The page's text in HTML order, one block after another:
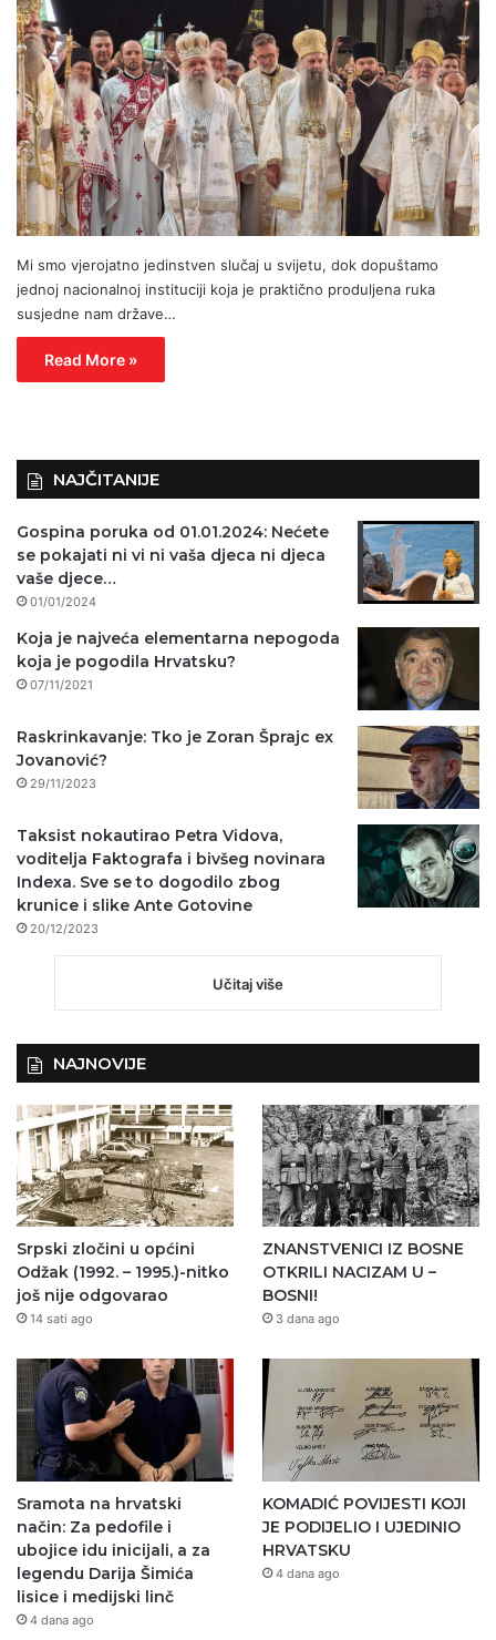
Mi smo vjerojatno jedinstven slučaj u svijetu, dok dopuštamo
jednoj nacionalnoj instituciji koja je praktično produljena ruka
susjedne nam države…
Read More »
NAJČITANIJE
Gospina poruka od 01.01.2024: Nećete
se pokajati ni vi ni vaša djeca ni djeca
vaše djece…
01/01/2024
Koja je najveća elementarna nepogoda
koja je pogodila Hrvatsku?
07/11/2021
Raskrinkavanje: Tko je Zoran Šprajc ex
Jovanović?
29/11/2023
Taksist nokautirao Petra Vidova,
voditelja Faktografa i bivšeg novinara
Indexa. Sve se to dogodilo zbog
krunice i slike Ante Gotovine
20/12/2023
Učitaj više
NAJNOVIJE
Srpski zločini u općini
Odžak (1992. – 1995.)-nitko
još nije odgovarao
14 sati ago
ZNANSTVENICI IZ BOSNE
OTKRILI NACIZAM U –
BOSNI!
3 dana ago
Sramota na hrvatski
način: Za pedofile i
ubojice idu inicijali, a za
legendu Darija Šimića
lisice i medijski linč
4 dana ago
KOMADIĆ POVIJESTI KOJI
JE PODIJELIO I UJEDINIO
HRVATSKU
4 dana ago